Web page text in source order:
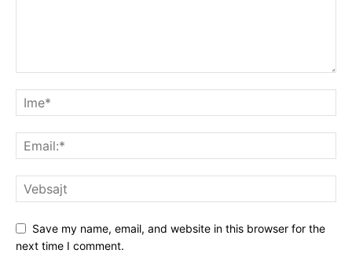
Save my name, email, and website in this browser for the
next time I comment.